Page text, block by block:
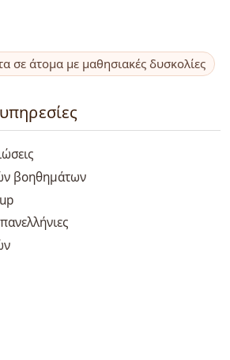
σε άτομα με μαθησιακές δυσκολίες
βοηθημάτων